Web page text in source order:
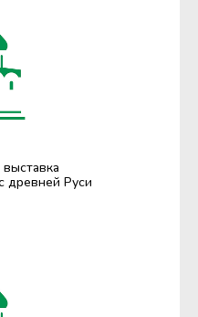
древней Руси